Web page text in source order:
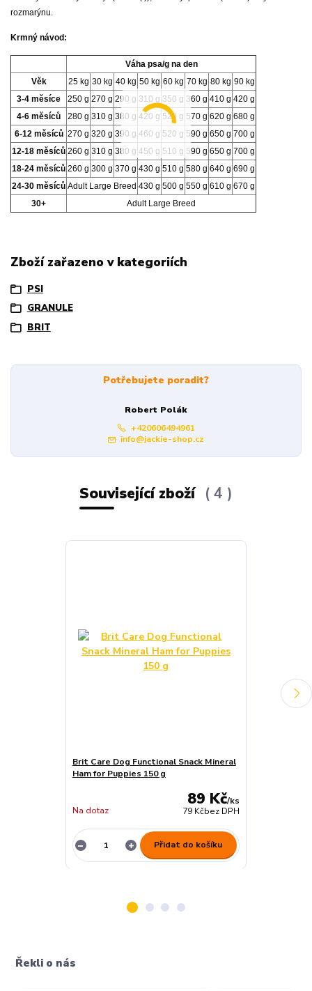
rozmarýnu.
Krmný návod:
Váha psa/g na den
Věk
25 kg 30 kg 40 kg 50 kg 60 kg 70 kg 80 kg 90 kg
3-4 měsíce
250 g 270 g 290 g 310 g 350 g 360 g 410 g 420 g
4-6 měsíců
280 g 310 g 380 g 420 g 520 g 570 g 620 g 680 g
6-12 měsíců 270 g 320 g 390 g 460 g 520 g 590 g 650 g 700 g
12-18 měsíců 260 g 310 g 380 g 450 g 510 g 590 g 650 g 700 g
18-24 měsíců 260 g 300 g 370 g 430 g 510 g 580 g 640 g 690 g
24-30 měsíců Adult Large Breed 430 g 500 g 550 g 610 g 670 g
30+
Adult Large Breed
Zboží zařazeno v kategoriích
PSI
GRANULE
BRIT
Potřebujete poradit?
Robert Polák
+420606494961
info@jackie-shop.cz
Související zboží 4
Brit Care Dog Functional Snack Mineral
Ham for Puppies 150 g
89 Kč/ks
79 Kčbez DPH
Na dotaz
Přidat do košíku
Řekli o nás